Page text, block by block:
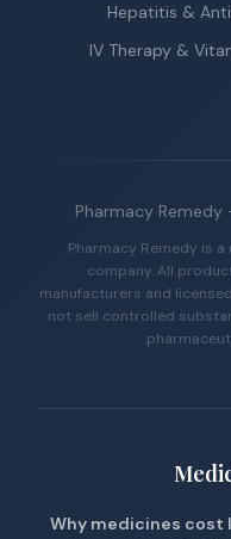
Hepatitis &
IV Therapy &
Pharmacy Remedy
Pharmacy Remedy is
company. All
manufacturers and
not sell controlled
Why medicines cost